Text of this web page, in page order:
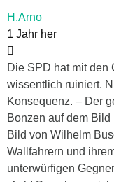
H.Arno
1 Jahr her
Die SPD hat mit den
wissentlich ruiniert.
Konsequenz. – Der
Bonzen auf dem
Bild von Wilhelm
Wallfahrern und
unterwürfigen